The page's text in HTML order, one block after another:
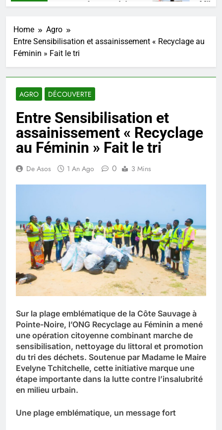
un talent, une pensée congolaise. Mikate +
Home
Agro
Entre Sensibilisation et assainissement « Recyclage au
Féminin » Fait le tri
AGRO DÉCOUVERTE
Entre Sensibilisation et
assainissement « Recyclage
au Féminin » Fait le tri
De Asos 1 An Ago 0 3 Mins
Sur la plage emblématique de la Côte Sauvage à
Pointe-Noire, l’ONG Recyclage au Féminin a mené
une opération citoyenne combinant marche de
sensibilisation, nettoyage du littoral et promotion
du tri des déchets. Soutenue par Madame le Maire
Evelyne Tchitchelle, cette initiative marque une
étape importante dans la lutte contre l’insalubrité
en milieu urbain.
Une plage emblématique, un message fort